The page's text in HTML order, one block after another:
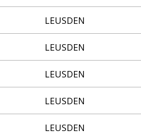
LEUSDEN
LEUSDEN
LEUSDEN
LEUSDEN
LEUSDEN